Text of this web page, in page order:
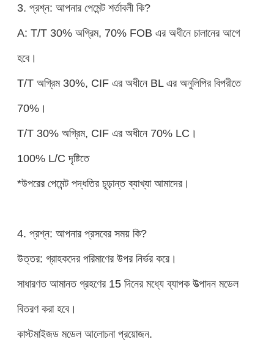
3. প্রশ্ন: আপনার পেমেন্ট শর্তাবলী কি?
A: T/T 30% অগ্রিম, 70% FOB এর অধীনে চালানের আগে
হবে।
T/T অগ্রিম 30%, CIF এর অধীনে BL এর অনুলিপির বিপরীতে
70%।
T/T 30% অগ্রিম, CIF এর অধীনে 70% LC।
100% L/C দৃষ্টিতে
*উপরের পেমেন্ট পদ্ধতির চূড়ান্ত ব্যাখ্যা আমাদের।
4. প্রশ্ন: আপনার প্রসবের সময় কি?
উত্তর: গ্রাহকদের পরিমাণের উপর নির্ভর করে।
সাধারণত আমানত গ্রহণের 15 দিনের মধ্যে ব্যাপক উত্পাদন মডেল
বিতরণ করা হবে।
কাস্টমাইজড মডেল আলোচনা প্রয়োজন.